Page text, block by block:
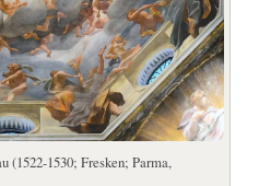
(1522-1530; Fresken; Parma,